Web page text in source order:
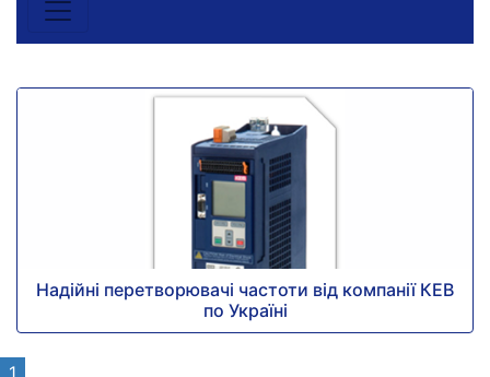
Надійні перетворювачі частоти від компанії КЕВ
по Україні
1